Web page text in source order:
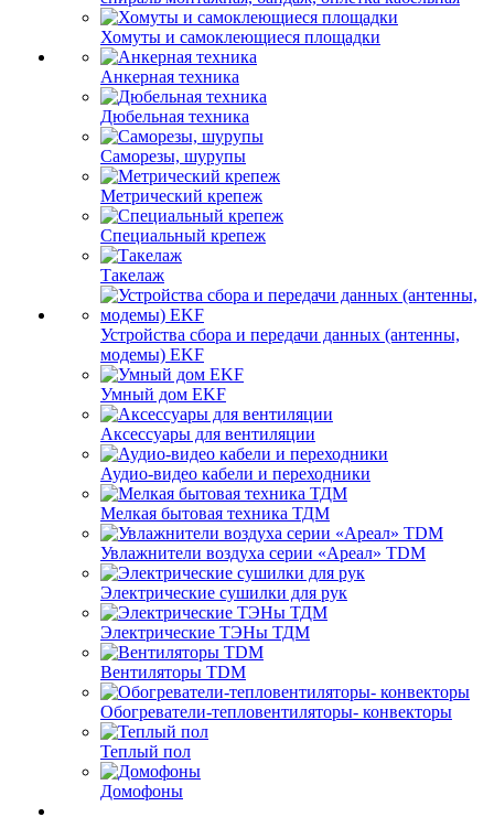
Хомуты и самоклеющиеся площадки
Анкерная техника
Дюбельная техника
Саморезы, шурупы
Метрический крепеж
Специальный крепеж
Такелаж
Устройства сбора и передачи данных (антенны,
модемы) EKF
Умный дом EKF
Аксессуары для вентиляции
Аудио-видео кабели и переходники
Мелкая бытовая техника ТДМ
Увлажнители воздуха серии «Ареал» TDM
Электрические сушилки для рук
Электрические ТЭНы ТДМ
Вентиляторы TDM
Обогреватели-тепловентиляторы- конвекторы
Теплый пол
Домофоны